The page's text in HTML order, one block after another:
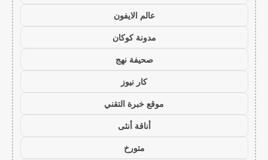
عالم الايفون
مدونة كوكان
صحيفة نهج
كار نيوز
موقع خبرة التقني
أناقة أنثى
متورخ